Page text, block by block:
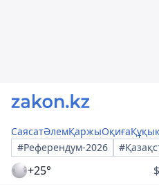
СаясатӘлемҚаржыОқиға
#Референдум-2026
+25° $